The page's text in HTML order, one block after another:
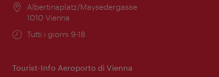
Posizione:
Albertinaplatz/Maysedergasse
1010 Vienna
Orari
Tutti i giorni 9-18
Tourist-Info Aeroporto di Vienna